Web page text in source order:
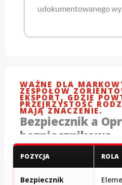
udokumentowanego
WAŻNE DLA
ZESPOŁÓW
EKSPORT, GDZIE
PRZEJRZYSTOŚĆ
MAJĄ ZNACZENIE.
Bezpiecznik a
bezpiecznikowa
POZYCJA ROLA
Bezpiecznik